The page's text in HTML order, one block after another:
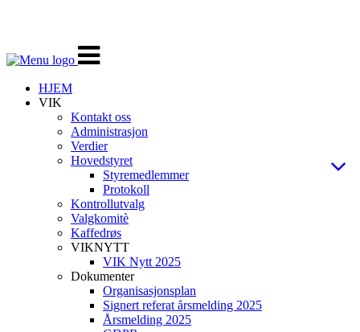
Veksle
navigasjon
HJEM
VIK
Kontakt oss
Administrasjon
Verdier
Hovedstyret
Styremedlemmer
Protokoll
Kontrollutvalg
Valgkomitè
Kaffedrøs
VIKNYTT
VIK Nytt 2025
Dokumenter
Organisasjonsplan
Signert referat årsmelding 2025
Årsmelding 2025